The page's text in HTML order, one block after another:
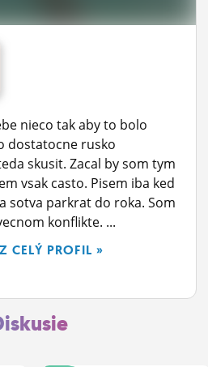
nieco tak aby to bolo
dostatocne rusko
skusit. Zacal by som tym
vsak casto. Pisem iba ked
sotva parkrat do roka. Som
konflikte. ...
CELÝ PROFIL »